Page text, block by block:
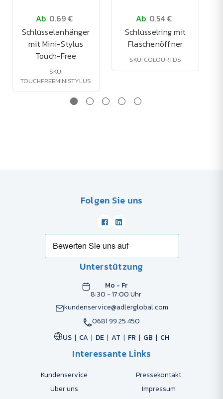
Ab 0.69 €
Schlüsselanhänger
mit Mini-Stylus
Touch-Free
SKU:
TOUCHFREEMINISTYLUS
Ab 0.54 €
Schlüsselring mit
Flaschenöffner
SKU: COLOURTDS
Folgen Sie uns
Unterstützung
Mo - Fr
8:30 - 17:00 Uhr
kundenservice@adlerglobal.com
0681 99 25 450
US
CA DE AT FR GB CH
Interessante Links
Kundenservice
Pressekontakt
Über uns
Impressum